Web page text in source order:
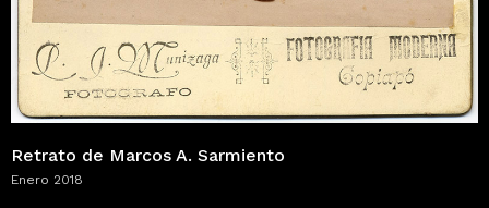
Retrato de Marcos A. Sarmiento
Enero 2018